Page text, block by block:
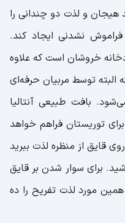
هیجان و لذت دو چندانی را
نشدنی ایجاد کند‌.
خروشان است که علاوه
البته توسط مربیان حرفه‌ای
بافت طبیعی آنتالیا
توریستان فراهم خواهد
قایق از منظره لذت ببرید
برای سوار شدن بر قایق
مورد لذت تفریح را ده